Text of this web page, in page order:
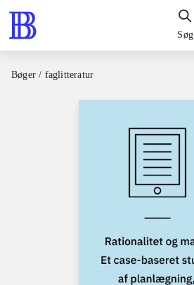
Søg
Bøger / faglitteratur